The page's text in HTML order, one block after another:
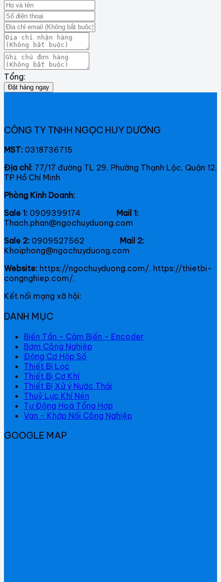
Tổng:
Đặt hàng ngay
CÔNG TY TNHH NGỌC HUY DƯƠNG
MST: 0318736715
Địa chỉ: 77/17 đường TL 29, Phường Thạnh Lộc, Quận 12,
TP Hồ Chí Minh
Phòng Kinh Doanh:
Sale 1: 0909399174 Mail 1:
Thach.phan@ngochuyduong.com
Sale 2: 0909527562 Mail 2:
Khoiphong@ngochuyduong.com
Website: https://ngochuyduong.com/. https://thietbi-
congnghiep.com/.
Kết nối mạng xã hội:
DANH MỤC
Biến Tần - Cảm Biến - Encoder
Bơm Công Nghiệp
Động Cơ Hộp Số
Thiết Bị Lọc
Thiết Bị Cơ Khí
Thiết Bị Xử ý Nước Thải
Thuỷ Lực Khí Nén
Tự Động Hoá Tổng Hợp
Van - Khớp Nối Công Nghiệp
GOOGLE MAP